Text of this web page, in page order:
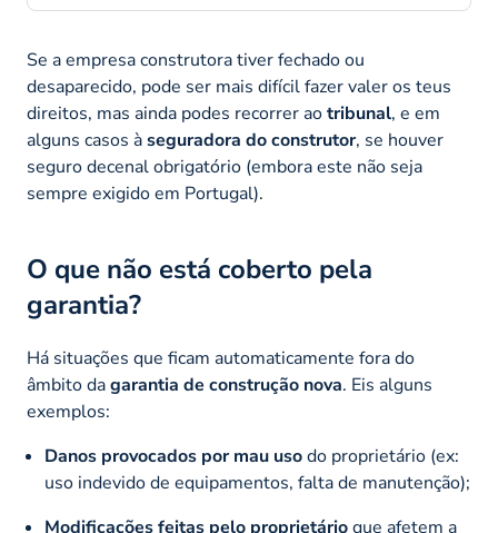
Se a empresa construtora tiver fechado ou
desaparecido, pode ser mais difícil fazer valer os teus
direitos, mas ainda podes recorrer aotribunal, e em
alguns casos àseguradora do construtor, se houver
seguro decenal obrigatório (embora este não seja
sempre exigido em Portugal).
O que não está coberto pela
garantia?
Há situações que ficam automaticamente fora do
âmbito dagarantia de construção nova. Eis alguns
exemplos:
Danos provocados por mau usodo proprietário (ex:
uso indevido de equipamentos, falta de manutenção);
Modificações feitas pelo proprietárioque afetem a